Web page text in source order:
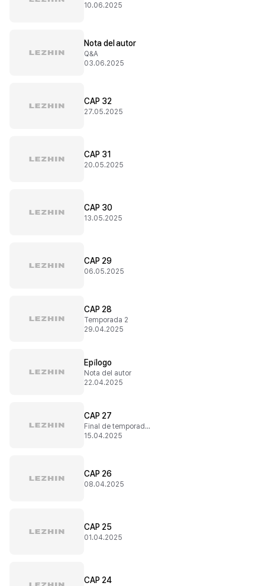
10.06.2025
Nota del autor
Q&A
03.06.2025
CAP 32
27.05.2025
CAP 31
20.05.2025
CAP 30
13.05.2025
CAP 29
06.05.2025
CAP 28
Temporada 2
29.04.2025
Epílogo
Nota del autor
22.04.2025
CAP 27
Final de temporada 1
15.04.2025
CAP 26
08.04.2025
CAP 25
01.04.2025
CAP 24